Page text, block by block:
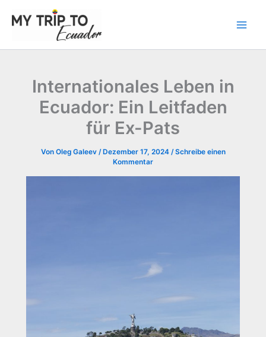
Inhalt
Internationales Leben in
Ecuador: Ein Leitfaden
für Ex-Pats
Von Oleg Galeev / Dezember 17, 2024 /Schreibe einen
Kommentar